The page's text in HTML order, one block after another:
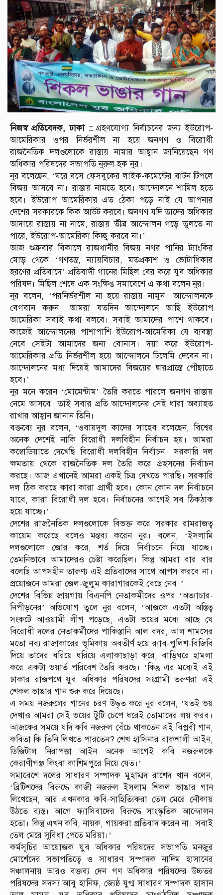
নিজস্ব প্রতিবেদক, ঢাকা ::গ্রহণযোগ্য নির্বাচনের জন্য ইউরোপ-
আমেরিকার ওপর নির্ভরশীল না হয়ে জনগণ ও বিরোধী
রাজনৈতিক দলগুলোকে রাস্তায় নামার আহ্বান জানিয়েছেন গণ
অধিকার পরিষদের সভাপতি নুরুল হক নুর।
নুর বলেছেন, ‘ঘরে বসে ফেসবুকের লাইক-কমেন্টের বাটন টিপলে
বিজয় আসবে না। রাস্তায় নামতে হবে। আন্দোলনে শামিল হতে
হবে। ইউরোপ আমেরিকার এত ঠেকা পড়ে নাই যে আপনার
দেশের সরকারকে কিক আউট করবে। জনগণ যদি তাদের অধিকার
আদায়ে রাস্তায় না নামে, রাস্তায় তীব্র আন্দোলন গড়ে তুলতে না
পারে, ইউরোপ-আমেরিকা কিচ্ছু করবে না।’
আজ শুক্রবার বিকালে রাজধানীর বিজয় নগর পানির ট্যাংকির
মোড় থেকে ‘গণতন্ত্র, ন্যায়বিচার, মতপ্রকাশ ও ভোটাধিকার
হরণের প্রতিবাদে’ প্রতিবাদী গানের মিছিল বের করে যুব অধিকার
পরিষদ। মিছিল শেষে এক সংক্ষিপ্ত সমাবেশে এ কথা বলেন নুর।
নুর বলেন, ‘পরনির্ভরশীল না হয়ে রাস্তায় নামুন। আন্দোলনকে
বেগবান করুন। আমরা যতদিন আন্দোলনে আছি ইউরোপ
আমেরিকা সবাই কথা বলবে। সবাই আমাদের পাশে থাকবে।
কাজেই আন্দোলনের পাশাপাশি ইউরোপ-আমেরিকা যে ব্যবস্থা
নেবে সেইটা আমাদের জন্য বোনাস। দয়া করে ইউরোপ-
আমেরিকার প্রতি নির্ভরশীল হয়ে আন্দোলনে ঢিলেমি দেবেন না।
আন্দোলনের মধ্য দিয়েই আমাদের বিজয়ের দ্বারপ্রান্তে পৌঁছাতে
হবে।’
নুর মনে করেন ‘মোমেন্টাম’ তৈরি করতে পারলে জনগণ রাস্তায়
নেমে আসবে। তাই সবার প্রতি আন্দোলনের সেই ধারা অব্যাহত
রাখার আহ্বান জানান তিনি।
বক্তব্যে নুর বলেন, ‘ওবায়দুল কাদের সাহেব বলেছেন, বিশ্বের
অনেক দেশেই নাকি বিরোধী দলবিহীন নির্বাচন হয়। আমরা
কম্বোডিয়াতে দেখেছি বিরোধী দলবিহীন নির্বাচন। সরকারি দল
ক্ষমতায় থেকে রাজনৈতিক দল তৈরি করে প্রহসনের নির্বাচন
করছে। আজ এখানেই আমরা একই চিত্র দেখতে পারছি। সরকারি
দল ঠিক করছে কারা কারা প্রার্থী হবে। কোন কোন দল নির্বাচনে
যাবে, কারা বিরোধী দল হবে। নির্বাচনের আগেই সব ঠিকঠাক
হয়ে যাচ্ছে।’
দেশের রাজনৈতিক দলগুলোকে বিভক্ত করে সরকার রামরাজত্ব
কায়েম করেছে বলেও মন্তব্য করেন নুর। বলেন, ‘ইসলামি
দলগুলোকে জোর করে, শর্ত দিয়ে নির্বাচনে নিয়ে যাচ্ছে।
তেমনিভাবে আমাদেরও চেষ্টা করেছিল। কিন্তু আমরা বার বার
বলেছি আপসহীন তারুণ্য এই প্রতিবাদের সাথে আপস করবে না।
প্রয়োজনে আমরা জেল-জুলুম কারাগারকেই বেছে নেব।’
দেশের বিভিন্ন জায়গায় বিএনপি নেতাকর্মীদের ওপর ‘অত্যাচার-
নিপীড়নের’ অভিযোগ তুলে নুর বলেন, ‘আজকে এতটা অস্তিত্ব
সংকটে আওয়ামী লীগ পড়েছে, এতটা ভয়ের মধ্যে আছে যে
বিরোধী দলের নেতাকর্মীদের পাকিস্তানি আল বদর, আল শামসের
মতো নব্য রাজাকারের ভূমিকায় অবতীর্ণ হয়ে র‌্যাব-পুলিশ-বিজিবি
দিয়ে তাদের ধরিয়ে ধরিয়ে এলাকাছাড়া করে, বাড়িঘরে হামলা
করে একটা ভয়ার্ত পরিবেশ তৈরি করছে। ‘কিন্তু এর মধ্যেই এই
ঢাকার রাজপথে যুব অধিকার পরিষদের সংগ্রামী তরুণরা এই
শেকল ভাঙার গান শুরু করে দিয়েছে।
এ সময় নজরুলের গানের চরণ উদ্ধৃত করে ‍নুর বলেন, ‘যতই ভয়
দেখাও আমরা সেই ভয়ের টুটি চেপে ধরেই তোমাদের লয় করব।
আজকের সময়ে যদি কবি নজরুল বেঁচে থাকতেন এই বিপ্লবী গান,
কবিতা কি তিনি লিখতে পারতেন? শেখ হাসিনার বাকশালী আইন,
ডিজিটাল নিরাপত্তা আইন অনেক আগেই কবি নজরুলকে
কেরাণীগঞ্জ কিংবা কাশিমপুরে নিয়ে যেত।’
সমাবেশে দলের সাধারণ সম্পাদক মুহাম্মদ রাশেদ খান বলেন,
‘ব্রিটিশদের বিরুদ্ধে কাজী নজরুল ইসলাম শিকল ভাঙার গান
লিখেছেন, আর এখনকার কবি-সাহিত্যিকরা তেল মেরে নৌকায়
উঠতে ব্যস্ত। আগে ফ্যাসিবাদের বিরুদ্ধে সাংস্কৃতিক আন্দোলন
হতো। কিন্তু এখন কবি, নায়ক, গায়করা প্রতিবাদ করেন না। সবাই
তেল মেরে সুবিধা পেতে মরিয়া।’
কর্মসূচির আয়োজক যুব অধিকার পরিষদের সভাপতি মনজুর
মোর্শেদের সভাপতিত্বে ও সাধারণ সম্পাদক নাদিম হাসানের
সঞ্চালনায় আরও বক্তব্য দেন গণ অধিকার পরিষদের উচ্চতর
পরিষদের সদস্য আবু হানিফ, জ্যেষ্ঠ যুগ্ম সাধারণ সম্পাদক হাসান